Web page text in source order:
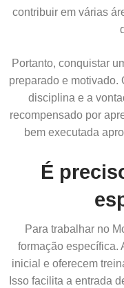
contribuir em várias
Portanto, conquistar
preparado e motivado.
disciplina e a
recompensado por
bem executada
É
Para trabalhar no
formação específica.
inicial e oferecem
Isso facilita a entrada